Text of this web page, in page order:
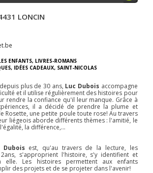
LONCIN
ENFANTS, LIVRES-ROMANS
, IDÉES CADEAUX, SAINT-NICOLAS
plus de 30 ans, Luc Dubois accompagne
et il utilise régulièrement des histoires pour
rendre la confiance qu'il leur manque. Grâce à
il a décidé de prendre la plume et
Rosette, une petite poule toute rose! Au travers
liégeois aborde différents thèmes : l'amitié, le
la différence,...
Dubois est, qu'au travers de la lecture, les
s'approprient l'histoire, s'y identifient et
elle. Les histoires permettent aux enfants
des projets et de se projeter dans l'avenir!